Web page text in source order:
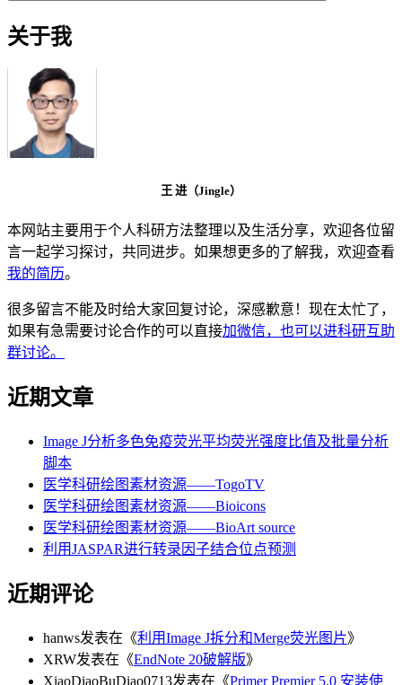
关于我
王 进（Jingle）
本网站主要用于个人科研方法整理以及生活分享，欢迎各位留
言一起学习探讨，共同进步。如果想更多的了解我，欢迎查看
我的简历。
很多留言不能及时给大家回复讨论，深感歉意！现在太忙了，
如果有急需要讨论合作的可以直接加微信，也可以进科研互助
群讨论。
近期文章
Image J分析多色免疫荧光平均荧光强度比值及批量分析
脚本
医学科研绘图素材资源——TogoTV
医学科研绘图素材资源——Bioicons
医学科研绘图素材资源——BioArt source
利用JASPAR进行转录因子结合位点预测
近期评论
hanws发表在《利用Image J拆分和Merge荧光图片》
XRW发表在《EndNote 20破解版》
XiaoDiaoBuDiao0713发表在《Primer Premier 5.0 安装使